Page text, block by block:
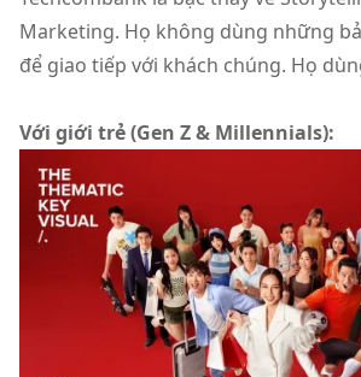
Marketing. Họ không dùng những
để giao tiếp với khách chúng. Họ
Với giới trẻ (Gen Z & Millennials):